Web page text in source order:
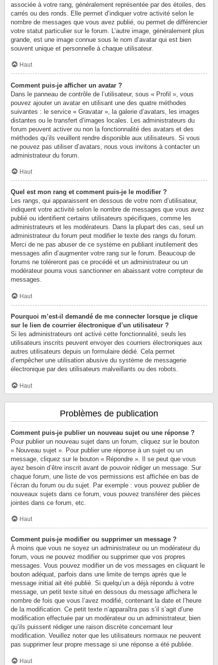
associée à votre rang, généralement représentée par des étoiles, des
carrés ou des ronds. Elle permet d’indiquer votre activité selon le
nombre de messages que vous avez publié, ou permet de différencier
votre statut particulier sur le forum. L’autre image, généralement plus
grande, est une image connue sous le nom d’avatar qui est bien
souvent unique et personnelle à chaque utilisateur.
Haut
Comment puis-je afficher un avatar ?
Dans le panneau de contrôle de l’utilisateur, sous « Profil », vous
pouvez ajouter un avatar en utilisant une des quatre méthodes
suivantes : le service « Gravatar », la galerie d’avatars, les images
distantes ou le transfert d’images locales. Les administrateurs du
forum peuvent activer ou non la fonctionnalité des avatars et des
méthodes qu’ils veuillent rendre disponible aux utilisateurs. Si vous
ne pouvez pas utiliser d’avatars, nous vous invitons à contacter un
administrateur du forum.
Haut
Quel est mon rang et comment puis-je le modifier ?
Les rangs, qui apparaissent en dessous de votre nom d’utilisateur,
indiquent votre activité selon le nombre de messages que vous avez
publié ou identifient certains utilisateurs spécifiques, comme les
administrateurs et les modérateurs. Dans la plupart des cas, seul un
administrateur du forum peut modifier le texte des rangs du forum.
Merci de ne pas abuser de ce système en publiant inutilement des
messages afin d’augmenter votre rang sur le forum. Beaucoup de
forums ne toléreront pas ce procédé et un administrateur ou un
modérateur pourra vous sanctionner en abaissant votre compteur de
messages.
Haut
Pourquoi m’est-il demandé de me connecter lorsque je clique
sur le lien de courrier électronique d’un utilisateur ?
Si les administrateurs ont activé cette fonctionnalité, seuls les
utilisateurs inscrits peuvent envoyer des courriers électroniques aux
autres utilisateurs depuis un formulaire dédié. Cela permet
d’empêcher une utilisation abusive du système de messagerie
électronique par des utilisateurs malveillants ou des robots.
Haut
Problèmes de publication
Comment puis-je publier un nouveau sujet ou une réponse ?
Pour publier un nouveau sujet dans un forum, cliquez sur le bouton
« Nouveau sujet ». Pour publier une réponse à un sujet ou un
message, cliquez sur le bouton « Répondre ». Il se peut que vous
ayez besoin d’être inscrit avant de pouvoir rédiger un message. Sur
chaque forum, une liste de vos permissions est affichée en bas de
l’écran du forum ou du sujet. Par exemple : vous pouvez publier de
nouveaux sujets dans ce forum, vous pouvez transférer des pièces
jointes dans ce forum, etc.
Haut
Comment puis-je modifier ou supprimer un message ?
À moins que vous ne soyez un administrateur ou un modérateur du
forum, vous ne pouvez modifier ou supprimer que vos propres
messages. Vous pouvez modifier un de vos messages en cliquant le
bouton adéquat, parfois dans une limite de temps après que le
message initial ait été publié. Si quelqu’un a déjà répondu à votre
message, un petit texte situé en dessous du message affichera le
nombre de fois que vous l’avez modifié, contenant la date et l’heure
de la modification. Ce petit texte n’apparaîtra pas s’il s’agit d’une
modification effectuée par un modérateur ou un administrateur, bien
qu’ils puissent rédiger une raison discrète concernant leur
modification. Veuillez noter que les utilisateurs normaux ne peuvent
pas supprimer leur propre message si une réponse a été publiée.
Haut